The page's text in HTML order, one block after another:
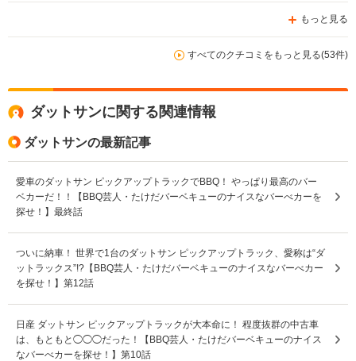
もっと見る
すべてのクチコミをもっと見る(53件)
ダットサンに関する関連情報
ダットサンの最新記事
愛車のダットサン ピックアップトラックでBBQ！ やっぱり最高のバー
ベカーだ！！【BBQ芸人・たけだバーベキューのナイスなバーべカーを
探せ！】最終話
ついに納車！ 世界で1台のダットサン ピックアップトラック、愛称は“ダ
ットラックス”!?【BBQ芸人・たけだバーベキューのナイスなバーべカー
を探せ！】第12話
日産 ダットサン ピックアップトラックが大本命に！ 程度抜群の中古車
は、もともと◯◯◯だった！【BBQ芸人・たけだバーベキューのナイス
なバーべカーを探せ！】第10話